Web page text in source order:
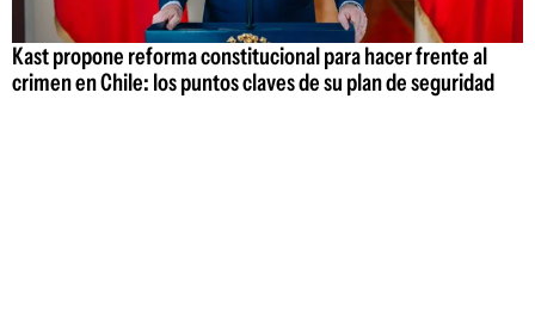
Kast propone reforma constitucional para hacer frente al
crimen en Chile: los puntos claves de su plan de seguridad